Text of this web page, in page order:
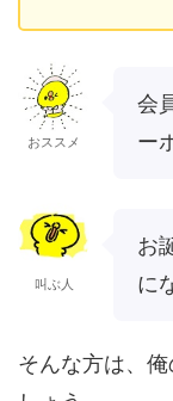
おススメ
会
ー
叫ぶ人
お
に
そんな方は、